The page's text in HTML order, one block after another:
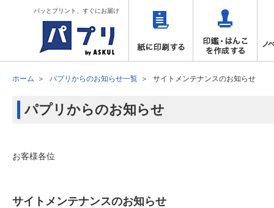
パッとプリント、すぐにお届け
ホーム パプリからのお知らせ一覧 サイトメンテナンスのお知らせ
パプリからのお知らせ
お客様各位
サイトメンテナンスのお知らせ